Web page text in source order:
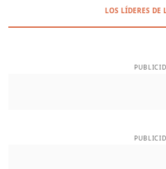
LOS LÍDERES DE